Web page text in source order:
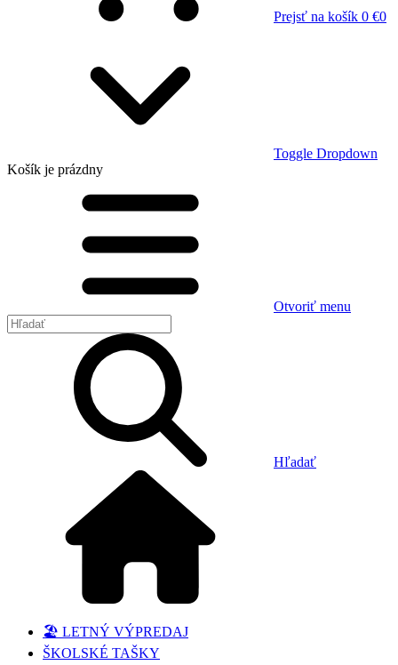
Prejsť na košík 0 €0
Toggle Dropdown
Košík je prázdny
Otvoriť menu
Hľadať
🏖️ LETNÝ VÝPREDAJ
ŠKOLSKÉ TAŠKY